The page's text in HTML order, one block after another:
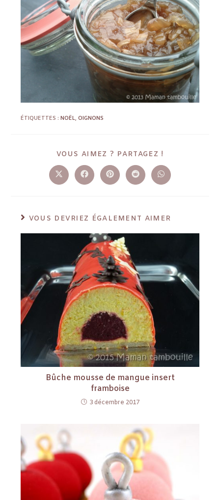
ÉTIQUETTES :NOËL, OIGNONS
VOUS AIMEZ ? PARTAGEZ !
VOUS DEVRIEZ ÉGALEMENT AIMER
Bûche mousse de mangue insert
framboise
3 décembre 2017